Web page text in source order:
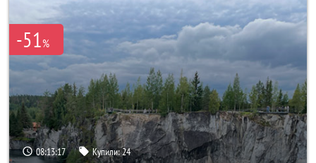
-51%
08:13:15 Купили:24